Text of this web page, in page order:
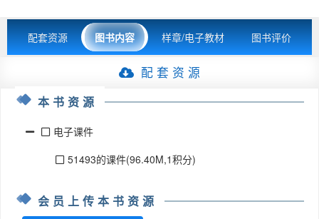
配套资源 图书内容 样章/电子教材 图书评价
配 套 资 源
本书资源
电子课件
51493的课件(96.40M,1积分)
会员上传本书资源